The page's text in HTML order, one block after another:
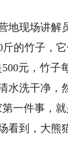
▲
现场讲解员
的竹子，
元，竹子
水洗干净，
第一件事，
到，大熊猫